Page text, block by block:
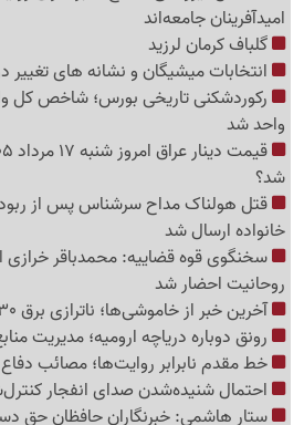
امیدآفرینان جامعه‌اند
گلباف کرمان لرزید
انتخابات میشیگان و نشانه های تغییر
واحد شد
شد؟
قتل هولناک مداح سرشناس پس از
خانواده ارسال شد
سخنگوی قوه قضاییه: محمدباقر خرازی
روحانیت احضار شد
آخرین خبر از خاموشی‌ها؛ ناترازی برق 30 درصد کاهش یافت
رونق دوباره دریاچه ارومیه؛ مدیریت
خط مقدم نابرابر روایت‌ها؛ مصائب
احتمال شنیده‌شدن صدای انفجار
ستار هاشمی: خبرنگاران حافظان حق